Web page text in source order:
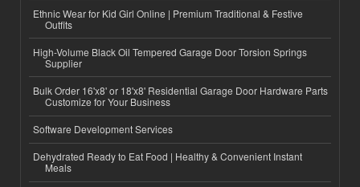
Ethnic Wear for Kid Girl Online | Premium Traditional & Festive
Outfits
High-Volume Black Oil Tempered Garage Door Torsion Springs
Supplier
Bulk Order 16'x8' or 18'x8' Residential Garage Door Hardware Parts
Customize for Your Business
Software Development Services
Dehydrated Ready to Eat Food | Healthy & Convenient Instant
Meals